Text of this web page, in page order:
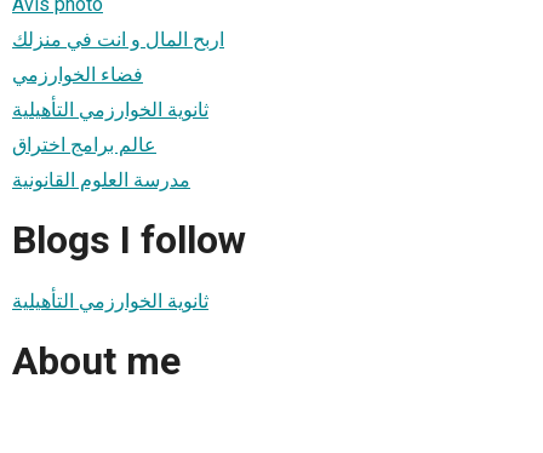
اربح المال و انت في منزلك
فضاء الخوارزمي
ثانوية الخوارزمي التأهيلية
عالم برامج اختراق
مدرسة العلوم القانونية
Blogs I follow
ثانوية الخوارزمي التأهيلية
About me